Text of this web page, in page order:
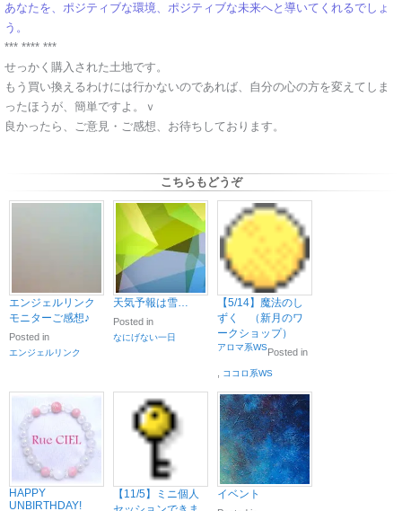
あなたを、ポジティブな環境、ポジティブな未来へと導いてくれるでしょ
う。
*** **** ***
せっかく購入された土地です。
もう買い換えるわけには行かないのであれば、自分の心の方を変えてしま
ったほうが、簡単ですよ。ｖ
良かったら、ご意見・ご感想、お待ちしております。
こちらもどうぞ
エンジェルリンク
モニターご感想♪
Posted in
エンジェルリンク
天気予報は雪…
Posted in
なにげない一日
【5/14】魔法のし
ずく （新月のワ
ークショップ）
Posted in
アロマ系WS
ココロ系WS
HAPPY
UNBIRTHDAY!
【11/5】ミニ個人
イベント